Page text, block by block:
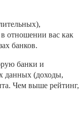
отношении вас как
банков.
банки и
данных (доходы,
Чем выше рейтинг,